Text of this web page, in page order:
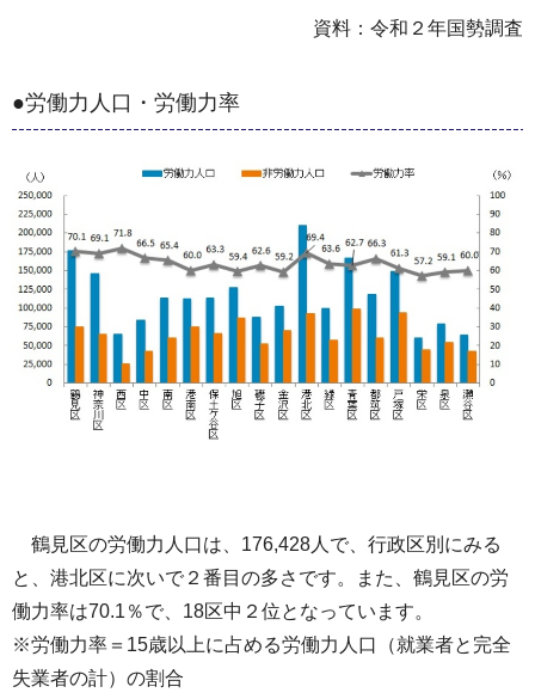
資料：令和２年国勢調査
●労働力人口・労働力率
鶴見区の労働力人口は、176,428人で、行政区別にみる
と、港北区に次いで２番目の多さです。また、鶴見区の労
働力率は70.1％で、18区中２位となっています。
※労働力率＝15歳以上に占める労働力人口（就業者と完全
失業者の計）の割合